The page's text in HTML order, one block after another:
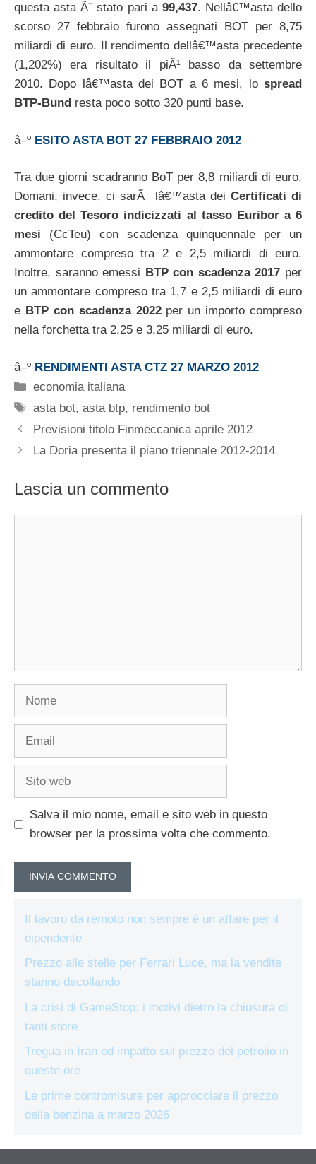
questa asta Ã¨ stato pari a 99,437. Nellâ€™asta dello
scorso 27 febbraio furono assegnati BOT per 8,75
miliardi di euro. Il rendimento dellâ€™asta precedente
(1,202%) era risultato il piÃ¹ basso da settembre
2010. Dopo lâ€™asta dei BOT a 6 mesi, lo spread
BTP-Bund resta poco sotto 320 punti base.
â–º ESITO ASTA BOT 27 FEBBRAIO 2012
Tra due giorni scadranno BoT per 8,8 miliardi di euro.
Domani, invece, ci sarÃ lâ€™asta dei Certificati di
credito del Tesoro indicizzati al tasso Euribor a 6
mesi (CcTeu) con scadenza quinquennale per un
ammontare compreso tra 2 e 2,5 miliardi di euro.
Inoltre, saranno emessi BTP con scadenza 2017 per
un ammontare compreso tra 1,7 e 2,5 miliardi di euro
e BTP con scadenza 2022 per un importo compreso
nella forchetta tra 2,25 e 3,25 miliardi di euro.
â–º RENDIMENTI ASTA CTZ 27 MARZO 2012
Categorie
economia italiana
Tag
asta bot,asta btp, rendimento bot
Previsioni titolo Finmeccanica aprile 2012
La Doria presenta il piano triennale 2012-2014
Lascia un commento
Nome
Email
Sito
Salva il mio nome, email e sito web in questo
browser per la prossima volta che commento.
Il lavoro da remoto non sempre è un affare per il
dipendente
Prezzo alle stelle per Ferrari Luce, ma la vendite
stanno decollando
La crisi di GameStop: i motivi dietro la chiusura di
tanti store
Tregua in Iran ed impatto sul prezzo del petrolio in
queste ore
Le prime contromisure per approcciare il prezzo
della benzina a marzo 2026